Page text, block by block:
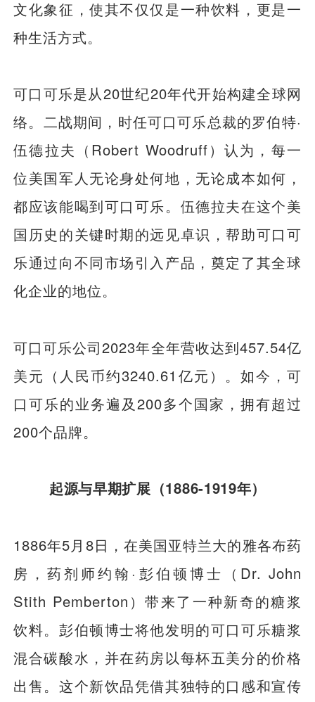
文化象征，使其不仅仅是一种饮料，更是一
种生活方式。
可口可乐是从20世纪20年代开始构建全球网
络。二战期间，时任可口可乐总裁的罗伯特·
伍德拉夫（Robert Woodruff）认为，每一
位美国军人无论身处何地，无论成本如何，
都应该能喝到可口可乐。伍德拉夫在这个美
国历史的关键时期的远见卓识，帮助可口可
乐通过向不同市场引入产品，奠定了其全球
化企业的地位。
可口可乐公司2023年全年营收达到457.54亿
美元（人民币约3240.61亿元）。如今，可
口可乐的业务遍及200多个国家，拥有超过
200个品牌。
起源与早期扩展（1886-1919年）
1886年5月8日，在美国亚特兰大的雅各布药
房，药剂师约翰·彭伯顿博士（Dr. John
Stith Pemberton）带来了一种新奇的糖浆
饮料。彭伯顿博士将他发明的可口可乐糖浆
混合碳酸水，并在药房以每杯五美分的价格
出售。这个新饮品凭借其独特的口感和宣传